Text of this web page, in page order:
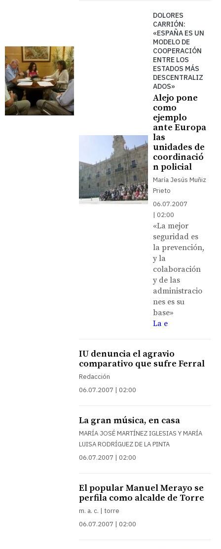
DOLORES
CARRIÓN:
«ESPAÑA ES UN
MODELO DE
COOPERACIÓN
ENTRE LOS
ESTADOS MÁS
DESCENTRALIZ
ADOS»
Alejo pone
como
ejemplo
ante Europa
las
unidades de
coordinació
n policial
María Jesús Muñiz
Prieto
06.07.2007
| 02:00
«La mejor
seguridad es
la prevención,
y la
colaboración
y de las
administracio
nes es su
base»
La e
IU denuncia el agravio
comparativo que sufre Ferral
Redacción
06.07.2007 | 02:00
La gran música, en casa
MARÍA JOSÉ MARTÍNEZ IGLESIAS Y MARÍA
LUISA RODRÍGUEZ DE LA PINTA
06.07.2007 | 02:00
El popular Manuel Merayo se
perfila como alcalde de Torre
m. a. c. | torre
06.07.2007 | 02:00